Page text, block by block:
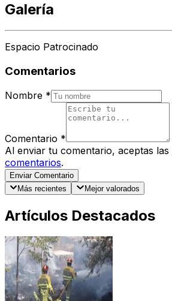
Galería
Espacio Patrocinado
Comentarios
Nombre *
Comentario *
Al enviar tu comentario, aceptas las
comentarios.
Enviar Comentario
Más recientes
Mejor valorados
Artículos Destacados